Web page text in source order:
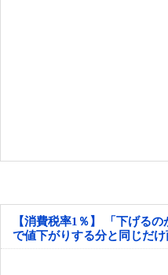
【消費税率1％】 「下げる
で値下がりする分と同じだ
えない店も